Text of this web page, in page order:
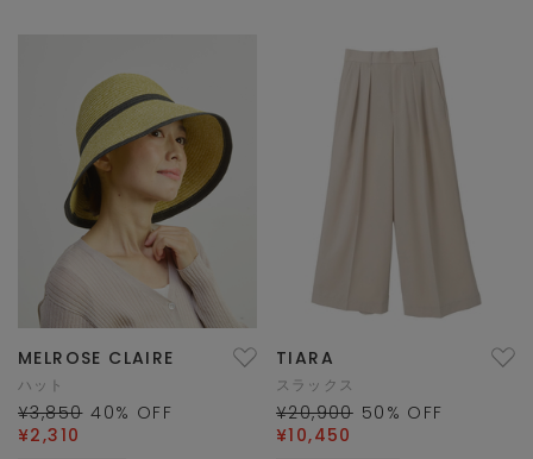
MELROSE CLAIRE
ハット
¥3,850 40% OFF
¥2,310
TIARA
スラックス
¥20,900 50 % OFF
¥10,450